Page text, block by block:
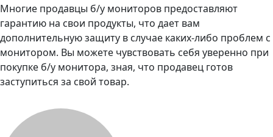
Многие продавцы б/у мониторов предоставляют
гарантию на свои продукты, что дает вам
дополнительную защиту в случае каких-либо проблем с
монитором. Вы можете чувствовать себя уверенно при
покупке б/у монитора, зная, что продавец готов
заступиться за свой товар.